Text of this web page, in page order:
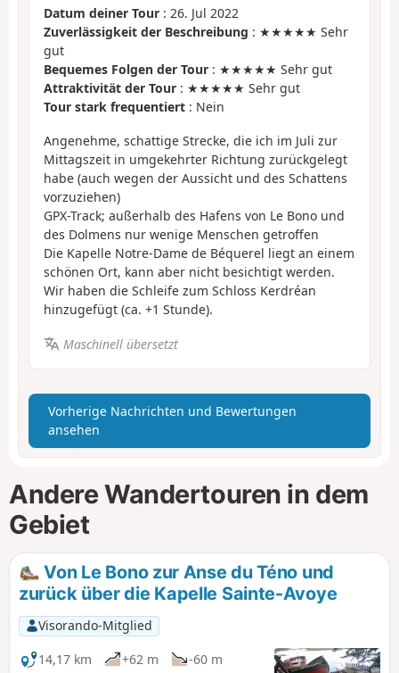
Datum deiner Tour : 26. Jul 2022
Zuverlässigkeit der Beschreibung : ★★★★★ Sehr
gut
Bequemes Folgen der Tour : ★★★★★ Sehr gut
Attraktivität der Tour : ★★★★★ Sehr gut
Tour stark frequentiert : Nein
Angenehme, schattige Strecke, die ich im Juli zur
Mittagszeit in umgekehrter Richtung zurückgelegt
habe (auch wegen der Aussicht und des Schattens
vorzuziehen)
GPX-Track; außerhalb des Hafens von Le Bono und
des Dolmens nur wenige Menschen getroffen
Die Kapelle Notre-Dame de Béquerel liegt an einem
schönen Ort, kann aber nicht besichtigt werden.
Wir haben die Schleife zum Schloss Kerdréan
hinzugefügt (ca. +1 Stunde).
Maschinell übersetzt
Vorherige Nachrichten und Bewertungen
ansehen
Andere Wandertouren in dem
Gebiet
Von Le Bono zur Anse du Téno und
zurück über die Kapelle Sainte-Avoye
Visorando-Mitglied
14,17 km
+62 m
-60 m